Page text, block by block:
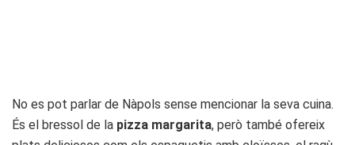
No es pot parlar de Nàpols sense mencionar la seva cuina.
És el bressol de la pizza margarita, però també ofereix